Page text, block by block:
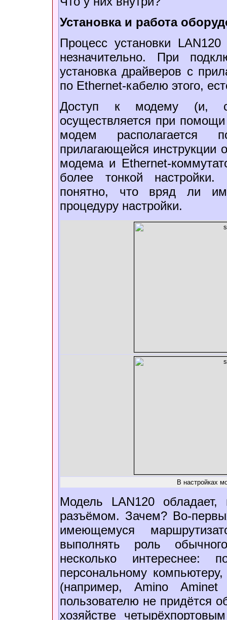
Установка и работа
Процесс установки
незначительно. При
установка драйверов с
по Ethernet-кабелю этого,
Доступ к модему (и,
осуществляется при
модем располагается
прилагающейся инструкции
модема и Ethernet-
более тонкой настройки.
понятно, что вряд ли
процедуру настройки.
В настройках
Модель LAN120
разъёмом. Зачем? Во-
имеющемуся
выполнять роль
несколько
персональному
(например, Amino
пользователю не придётся
хозяйстве